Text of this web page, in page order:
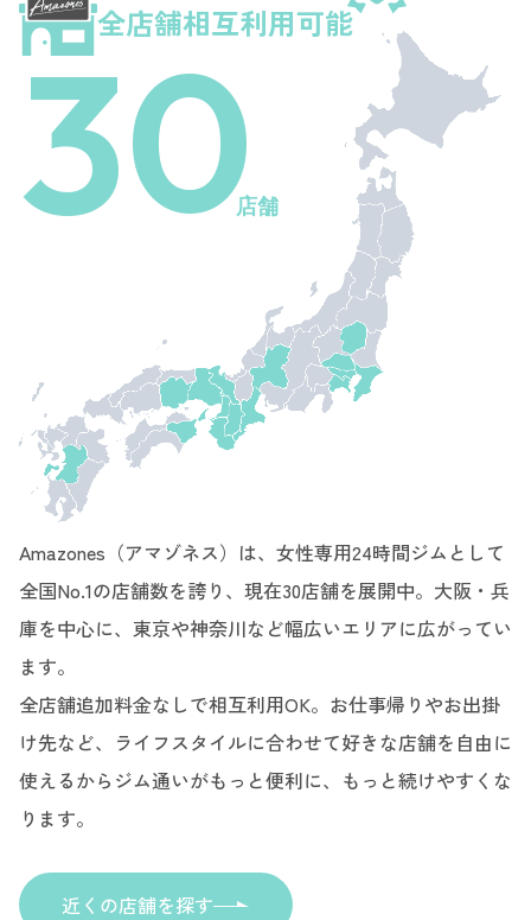
全店舗相互利用可能
30店舗
Amazones（アマゾネス）は、女性専用24時間ジムとして
全国No.1の店舗数を誇り、現在30店舗を展開中。大阪・兵
庫を中心に、東京や神奈川など幅広いエリアに広がってい
ます。
全店舗追加料金なしで相互利用OK。お仕事帰りやお出掛
け先など、ライフスタイルに合わせて好きな店舗を自由に
使えるからジム通いがもっと便利に、もっと続けやすくな
ります。
近くの店舗を探す